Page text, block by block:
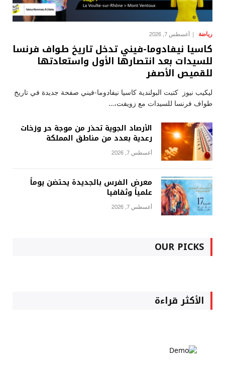
رياضة أغسطس 7, 2026
كاسيا نيفادوما-فيني تدخل تاريخ طواف فرنسا
للسيدات بعد انتصارها الأول واستعادتها
للقميص الأصفر
ليكيب نيوز كتبت البولندية كاسيا نيفادوما-فيني صفحة جديدة في تاريخ
طواف فرنسا للسيدات مع زويفت،…
الأرصاد الجوية تحذر من موجة حر وزخات
رعدية بعدد من مناطق المملكة
أغسطس 7, 2026
معرض الفرس بالجديدة يحتضن يوماً
علمياً وثقافيا
أغسطس 7, 2026
OUR PICKS
الأكثر قراءة